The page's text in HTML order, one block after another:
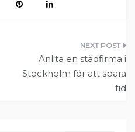
Anlita en städfirma i
Stockholm för att spara
tid